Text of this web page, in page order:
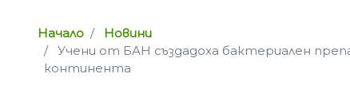
Начало
Новини
Учени от БАН създадоха бактериален
континента